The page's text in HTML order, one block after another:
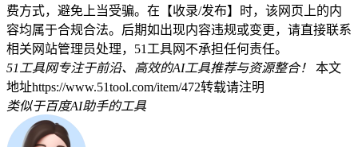
费方式，避免上当受骗。在【收录/发布】时，该网页上的内
容均属于合规合法。后期如出现内容违规或变更，请直接联系
相关网站管理员处理，51工具网不承担任何责任。
51工具网专注于前沿、高效的AI工具推荐与资源整合！
本文
地址https://www.51tool.com/item/472转载请注明
类似于百度AI助手的工具